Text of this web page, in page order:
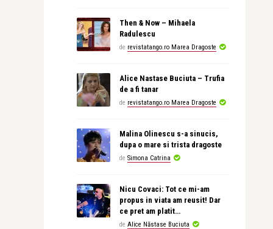
Then & Now – Mihaela
Radulescu
de revistatango.ro Marea Dragoste
Alice Nastase Buciuta – Trufia
de a fi tanar
de revistatango.ro Marea Dragoste
Malina Olinescu s-a sinucis,
dupa o mare si trista dragoste
de Simona Catrina
Nicu Covaci: Tot ce mi-am
propus in viata am reusit! Dar
ce pret am platit…
de Alice Năstase Buciuta